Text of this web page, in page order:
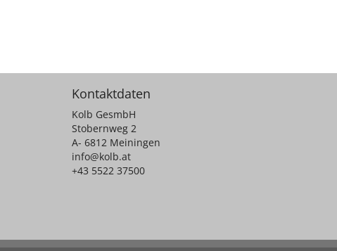
Kontaktdaten
Kolb GesmbH
Stobernweg 2
A- 6812 Meiningen
info@kolb.at
+43 5522 37500